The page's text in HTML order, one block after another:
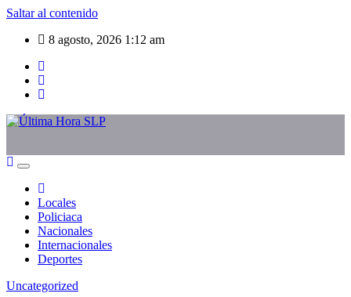
Saltar al contenido
8 agosto, 2026 1:12 am
Locales
Policiaca
Nacionales
Internacionales
Deportes
Uncategorized